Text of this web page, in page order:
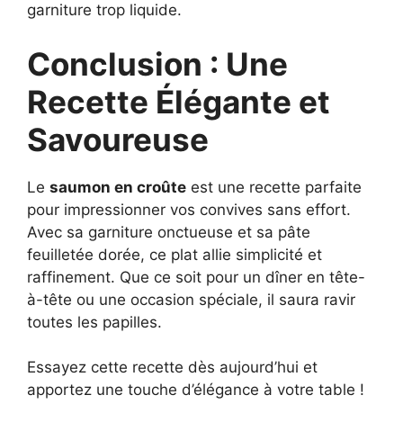
garniture trop liquide.
Conclusion : Une
Recette Élégante et
Savoureuse
Le saumon en croûte est une recette parfaite
pour impressionner vos convives sans effort.
Avec sa garniture onctueuse et sa pâte
feuilletée dorée, ce plat allie simplicité et
raffinement. Que ce soit pour un dîner en tête-
à-tête ou une occasion spéciale, il saura ravir
toutes les papilles.
Essayez cette recette dès aujourd’hui et
apportez une touche d’élégance à votre table !